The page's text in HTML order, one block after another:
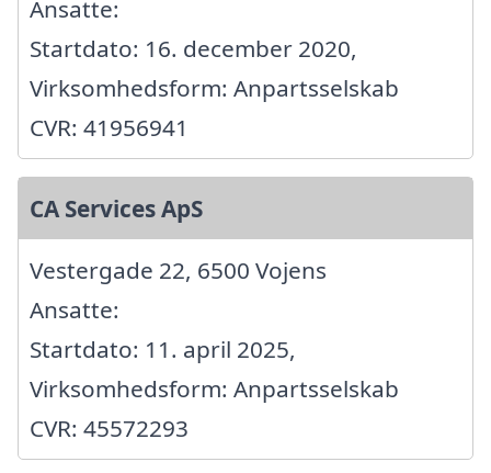
Ansatte:
Startdato: 16. december 2020,
Virksomhedsform: Anpartsselskab
CVR: 41956941
CA Services ApS
Vestergade 22, 6500 Vojens
Ansatte:
Startdato: 11. april 2025,
Virksomhedsform: Anpartsselskab
CVR: 45572293